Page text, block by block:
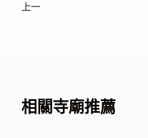
上一
相關寺廟推薦